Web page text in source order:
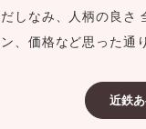
プ
しなみ、人柄の良さ
、価格など思った通
近鉄